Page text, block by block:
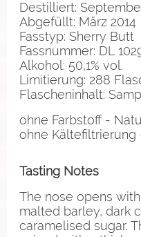
Destilliert:
Abgefüllt: März 2014
Fasstyp: Sherry Butt
Fassnummer: DL
Alkohol: 50,1% vol.
Limitierung: 288
Flascheninhalt:
ohne Farbstoff -
ohne Kältefiltrierung
Tasting Notes
The nose opens
malted barley, dark
caramelised sugar.